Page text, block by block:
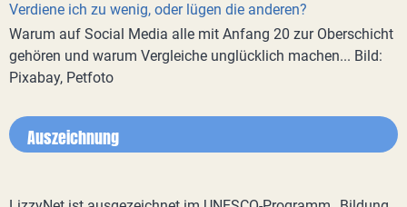
Verdiene ich zu wenig, oder lügen die anderen?
Warum auf Social Media alle mit Anfang 20 zur Oberschicht
gehören und warum Vergleiche unglücklich machen... Bild:
Pixabay, Petfoto
Auszeichnung